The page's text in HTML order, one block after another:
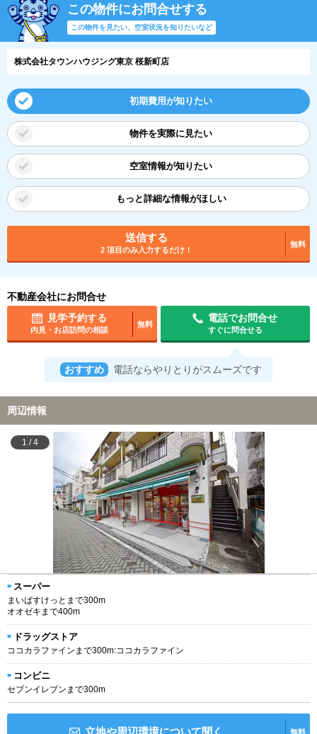
この物件にお問合せする
この物件を見たい、空室状況を知りたいなど
株式会社タウンハウジング東京 桜新町店
初期費用が知りたい
物件を実際に見たい
空室情報が知りたい
もっと詳細な情報がほしい
送信する
2 項目のみ入力するだけ！
無料
不動産会社にお問合せ
見学予約する
内見・お店訪問の相談
無料
電話でお問合せ
すぐに問合せる
おすすめ 電話ならやりとりがスムーズです
周辺情報
1 /4
スーパー
まいばすけっとまで300m
オオゼキまで400m
ドラッグストア
ココカラファインまで300m:ココカラファイン
コンビニ
セブンイレブンまで300m
無料